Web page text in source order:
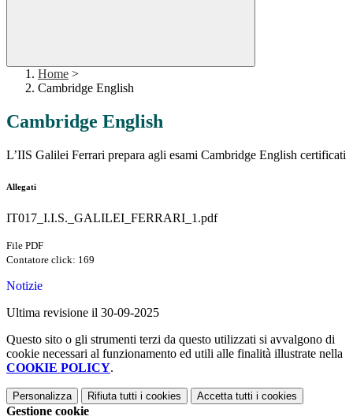
Home >
Cambridge English
Cambridge English
L’IIS Galilei Ferrari prepara agli esami Cambridge English certificati
Allegati
IT017_I.I.S._GALILEI_FERRARI_1.pdf
File PDF
Contatore click: 169
Notizie
Ultima revisione il 30-09-2025
Questo sito o gli strumenti terzi da questo utilizzati si avvalgono di
cookie necessari al funzionamento ed utili alle finalità illustrate nella
COOKIE POLICY.
Personalizza Rifiuta tutti i cookies Accetta tutti i cookies
Gestione cookie